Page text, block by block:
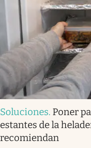
Soluciones. Poner
estantes de la
recomiendan